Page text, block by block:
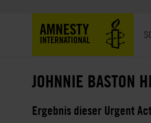
AMNESTY
INTERNATIONAL
JOHNNIE BASTON
Ergebnis dieser Urgent